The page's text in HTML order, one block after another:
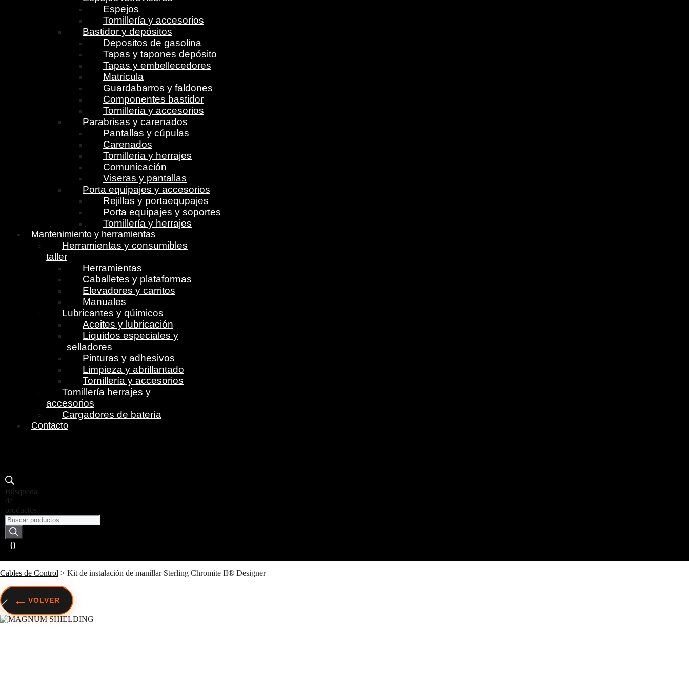
Cables de Control > Kit de instalación de manillar Sterling Chromite II® Designer
Espejos
Tornillería y accesorios
Bastidor y depósitos
Depositos de gasolina
Tapas y tapones depósito
Tapas y embellecedores
Matrícula
Guardabarros y faldones
Componentes bastidor
Tornillería y accesorios
Parabrisas y carenados
Pantallas y cúpulas
Carenados
Tornillería y herrajes
Comunicación
Viseras y pantallas
Porta equipajes y accesorios
Rejillas y portaequpajes
Porta equipajes y soportes
Tornillería y herrajes
Mantenimiento y herramientas
Herramientas y consumibles
taller
Herramientas
Caballetes y plataformas
Elevadores y carritos
Manuales
Lubricantes y qúimicos
Aceites y lubricación
Líquidos especiales y
selladores
Pinturas y adhesivos
Limpieza y abrillantado
Tornillería y accesorios
Tornillería herrajes y
accesorios
Cargadores de batería
Contacto
Búsqueda
de
productos
0
← VOLVER